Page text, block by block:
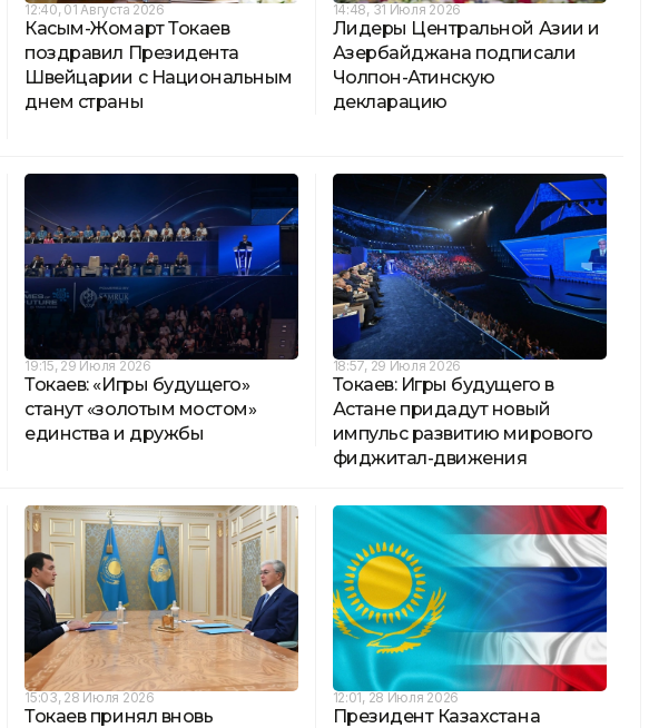
12:40, 01 Августа 2026
Касым-Жомарт Токаев
поздравил Президента
Швейцарии с Национальным
днем страны
14:48, 31 Июля 2026
Лидеры Центральной Азии и
Азербайджана подписали
Чолпон-Атинскую
декларацию
19:15, 29 Июля 2026
Токаев: «Игры будущего»
станут «золотым мостом»
единства и дружбы
18:57, 29 Июля 2026
Токаев: Игры будущего в
Астане придадут новый
импульс развитию мирового
фиджитал-движения
15:03, 28 Июля 2026
Токаев принял вновь
12:01, 28 Июля 2026
Президент Казахстана